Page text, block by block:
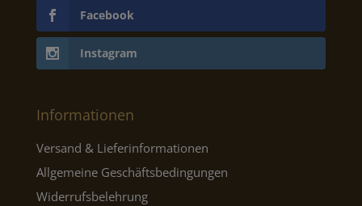
Facebook
Instagram
Informationen
Versand & Lieferinformationen
Allgemeine Geschäftsbedingungen
Widerrufsbelehrung